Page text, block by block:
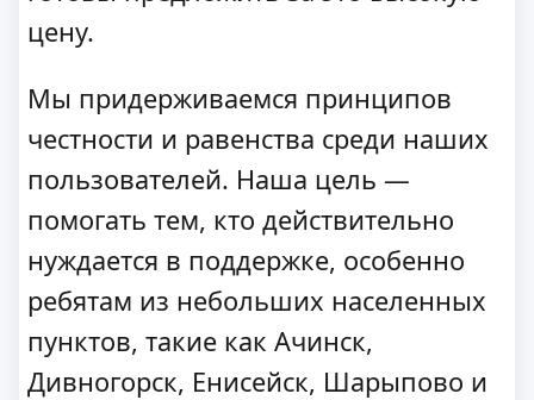
цену.
Мы придерживаемся принципов
честности и равенства среди наших
пользователей. Наша цель —
помогать тем, кто действительно
нуждается в поддержке, особенно
ребятам из небольших населенных
пунктов, такие как Ачинск,
Дивногорск, Енисейск, Шарыпово и